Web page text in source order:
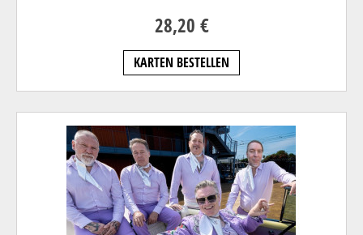
28,20 €
KARTEN BESTELLEN